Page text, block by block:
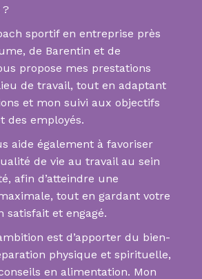
?
sportif en entreprise près
de Barentin et de
propose mes prestations
de travail, tout en adaptant
et mon suivi aux objectifs
des employés.
aide également à favoriser
de vie au travail au sein
afin d’atteindre une
tout en gardant votre
satisfait et engagé.
est d’apporter du bien-
physique et spirituelle,
en alimentation. Mon